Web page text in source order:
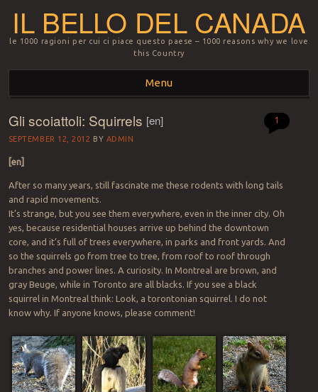
IL BELLO DEL CANADA
le 1000 ragioni per cui ci piace questo paese – 1000 reasons why we love
this Country
Menu
Skip to content
Gli scoiattoli: Squirrels [en]
SEPTEMBER 12, 2012 BY ADMIN
1
[en]
After so many years, still fascinate me these rodents with long tails
and rapid movements.
It’s strange, but you see them everywhere, even in the inner city. Oh
yes, because residential houses arrive up behind the downtown
core, and it’s full of trees everywhere, in parks and front yards. And
so the squirrels go from tree to tree, from roof to roof through
branches and power lines. A curiosity. In Montreal are brown, and
gray Beuge, while in Toronto are all blacks. If you see a black
squirrel in Montreal think: Look, a torontonian squirrel. I do not
know why. If anyone knows, please comment!